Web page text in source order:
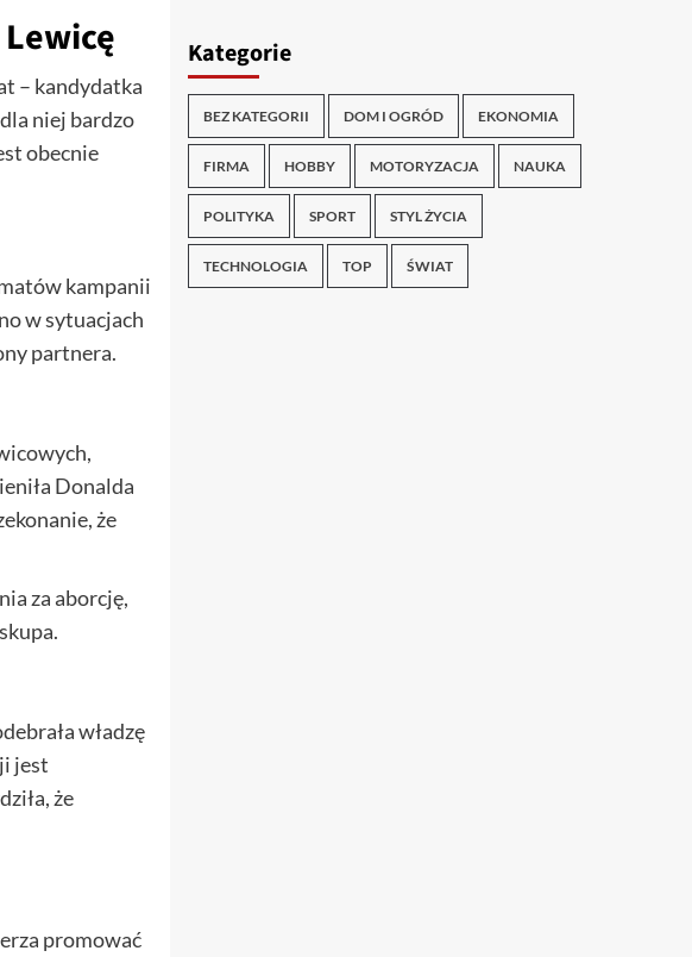
– kandydatka
niej bardzo
obecnie
kampanii
w sytuacjach
partnera.
Donalda
że
za aborcję,
władzę
jest
że
promować
Kategorie
BEZ KATEGORII DOM I OGRÓD EKONOMIA
FIRMA HOBBY MOTORYZACJA NAUKA
POLITYKA SPORT STYL ŻYCIA
TECHNOLOGIA TOP ŚWIAT